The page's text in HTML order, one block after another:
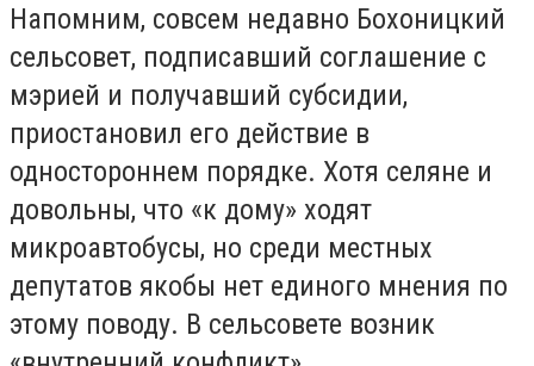
Напомним, совсем недавно Бохоницкий
сельсовет, подписавший соглашение с
мэрией и получавший субсидии,
приостановил его действие в
одностороннем порядке. Хотя селяне и
довольны, что «к дому» ходят
микроавтобусы, но среди местных
депутатов якобы нет единого мнения по
этому поводу. В сельсовете возник